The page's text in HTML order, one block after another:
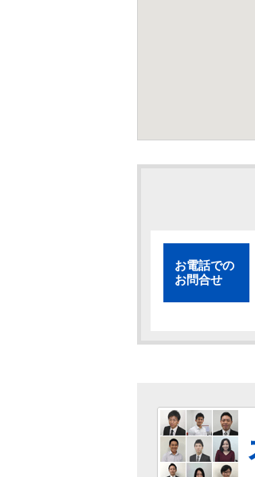
お電話での
お問合せ